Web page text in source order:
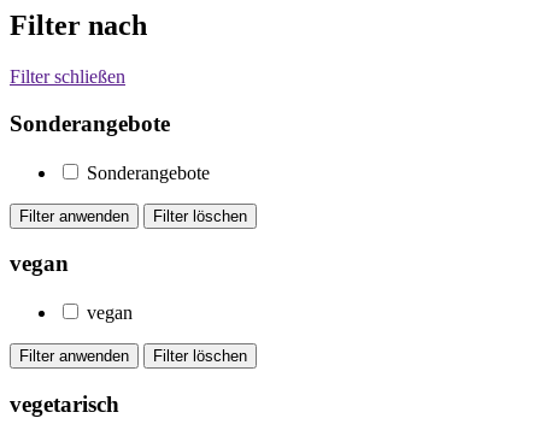
Filter nach
Filter schließen
Sonderangebote
Sonderangebote
vegan
vegan
vegetarisch